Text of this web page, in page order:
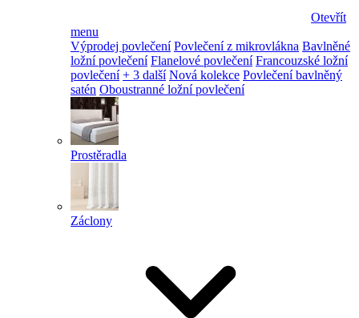
Otevřít
menu
Výprodej povlečení Povlečení z mikrovlákna Bavlněné
ložní povlečení Flanelové povlečení Francouzské ložní
povlečení + 3 další Nová kolekce Povlečení bavlněný
satén Oboustranné ložní povlečení
Prostěradla
Záclony